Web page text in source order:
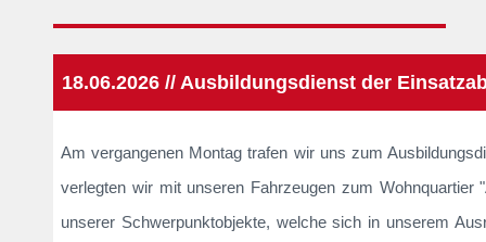
18.06.2026 // Ausbildungsdienst der
Am vergangenen Montag trafen wir uns zum
verlegten wir mit unseren Fahrzeugen zum
unserer Schwerpunktobjekte, welche sich in unserem